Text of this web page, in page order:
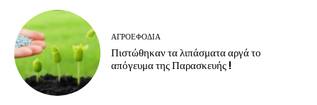
ΑΓΡΟΕΦΌΔΙΑ
Πιστώθηκαν τα λιπάσματα αργά το
απόγευμα της Παρασκευής !